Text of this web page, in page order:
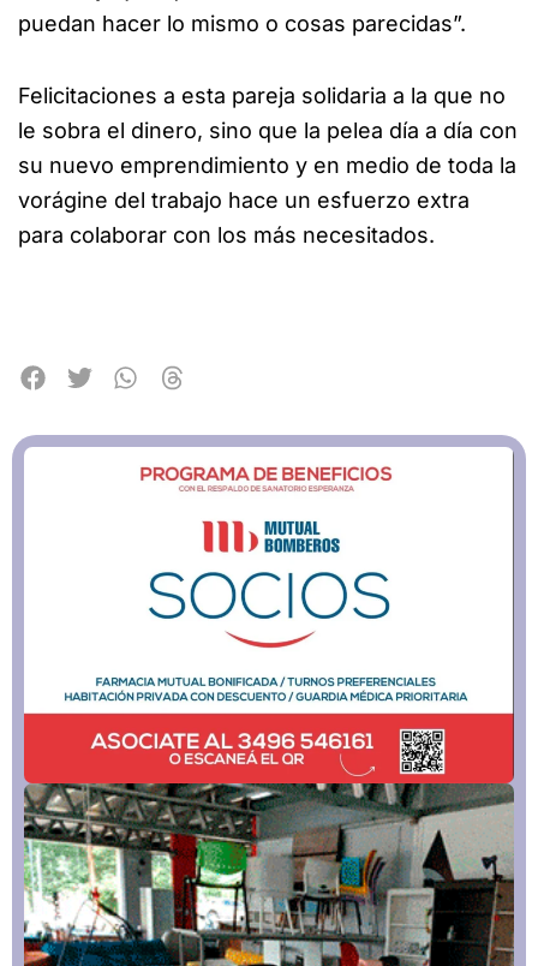
puedan hacer lo mismo o cosas parecidas”.
Felicitaciones a esta pareja solidaria a la que no
le sobra el dinero, sino que la pelea día a día con
su nuevo emprendimiento y en medio de toda la
vorágine del trabajo hace un esfuerzo extra
para colaborar con los más necesitados.